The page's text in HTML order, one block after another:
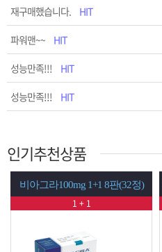
재구매했습니다. HIT
파워맨~~ HIT
성능만족!!! HIT
성능만족!!! HIT
인기추천상품
8판(32정) 비아그라100mg